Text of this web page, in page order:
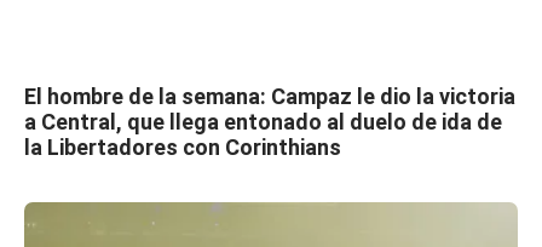
El hombre de la semana: Campaz le dio la victoria
a Central, que llega entonado al duelo de ida de
la Libertadores con Corinthians